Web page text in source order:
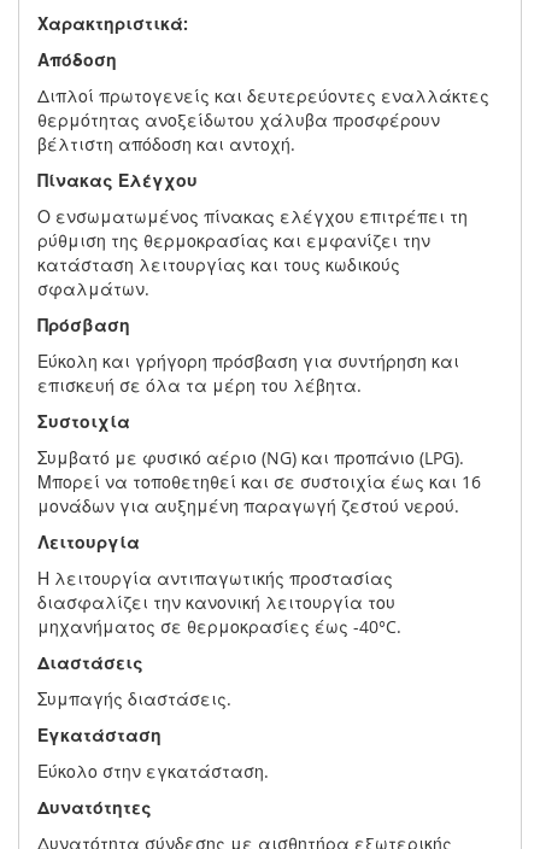
Χαρακτηριστικά:
Απόδοση
Διπλοί πρωτογενείς και δευτερεύοντες εναλλάκτες
θερμότητας ανοξείδωτου χάλυβα προσφέρουν
βέλτιστη απόδοση και αντοχή.
Πίνακας Ελέγχου
Ο ενσωματωμένος πίνακας ελέγχου επιτρέπει τη
ρύθμιση της θερμοκρασίας και εμφανίζει την
κατάσταση λειτουργίας και τους κωδικούς
σφαλμάτων.
Πρόσβαση
Εύκολη και γρήγορη πρόσβαση για συντήρηση και
επισκευή σε όλα τα μέρη του λέβητα.
Συστοιχία
Συμβατό με φυσικό αέριο (NG) και προπάνιο (LPG).
Μπορεί να τοποθετηθεί και σε συστοιχία έως και 16
μονάδων για αυξημένη παραγωγή ζεστού νερού.
Λειτουργία
Η λειτουργία αντιπαγωτικής προστασίας
διασφαλίζει την κανονική λειτουργία του
μηχανήματος σε θερμοκρασίες έως -40°C.
Διαστάσεις
Συμπαγής διαστάσεις.
Εγκατάσταση
Εύκολο στην εγκατάσταση.
Δυνατότητες
Δυνατότητα σύνδεσης με αισθητήρα εξωτερικής